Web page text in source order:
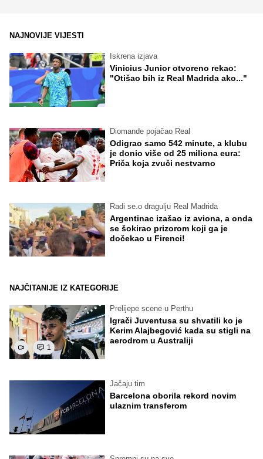
NAJNOVIJE VIJESTI
Iskrena izjava
Vinicius Junior otvoreno rekao:
"Otišao bih iz Real Madrida ako..."
Diomande pojačao Real
Odigrao samo 542 minute, a klubu
je donio više od 25 miliona eura:
Priča koja zvuči nestvarno
Radi se.o dragulju Real Madrida
Argentinac izašao iz aviona, a onda
se šokirao prizorom koji ga je
dočekao u Firenci!
NAJČITANIJE IZ KATEGORIJE
1
Prelijepe scene u Perthu
Igrači Juventusa su shvatili ko je
Kerim Alajbegović kada su stigli na
aerodrom u Australiji
Jačaju tim
Barcelona oborila rekord novim
ulaznim transferom